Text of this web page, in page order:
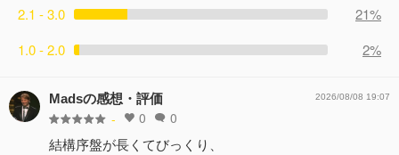
2.1 - 3.0
21%
1.0 - 2.0
2%
Madsの感想・評価
- 0 0
2026/08/08 19:07
結構序盤が長くてびっくり、